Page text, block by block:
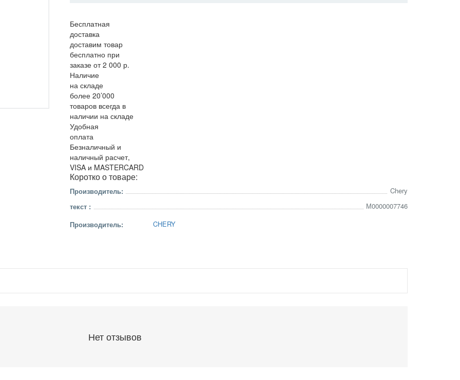
Бесплатная
доставка
доставим товар
бесплатно при
заказе от 2 000 р.
Наличие
на складе
более 20’000
товаров всегда в
наличии на складе
Удобная
оплата
Безналичный и
наличный расчет,
VISA и MASTERCARD
Коротко о товаре:
Производитель:
Chery
текст :
М0000007746
Производитель:
CHERY
Нет отзывов